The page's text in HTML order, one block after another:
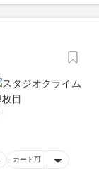
カード可